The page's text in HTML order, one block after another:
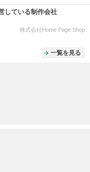
している制作会社
株式会社Home Page Shop
一覧を見る